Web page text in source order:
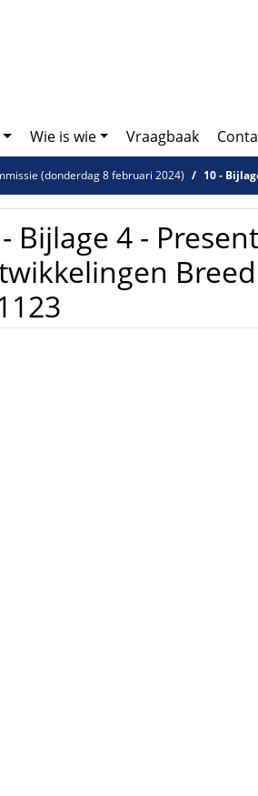
Wie is wie Vraagbaak
(donderdag 8 februari 2024) 10 - Bijlage 4 -
Bijlage 4 -